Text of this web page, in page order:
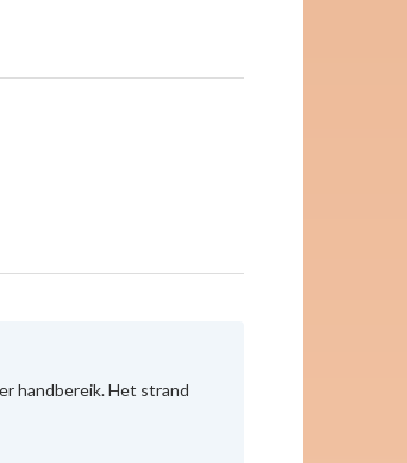
handbereik. Het strand